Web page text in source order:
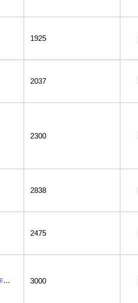
1925
2037
2300
2838
2475
★☆1円～ ファミコン ディスクシステム「ザナック(ZANAC)」 動作確認済 送料無料！☆★... 3000